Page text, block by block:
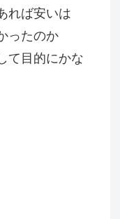
れば安いは
ったのか
て目的にかな